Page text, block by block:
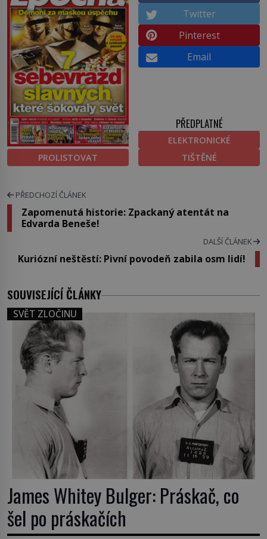
PROLISTOVAT
Twitter
Pinterest
Email
PŘEDPLATNÉ
ELEKTRONICKÉ
TIŠTĚNÉ
PŘEDCHOZÍ ČLÁNEK
Zapomenutá historie: Zpackaný atentát na
Edvarda Beneše!
DALŠÍ ČLÁNEK
Kuriózní neštěstí: Pivní povodeň zabila osm lidí!
SOUVISEJÍCÍ ČLÁNKY
SVĚT ZLOČINU
James Whitey Bulger: Práskač, co
šel po práskačích